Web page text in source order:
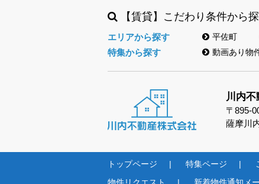
【賃貸】こだわり条件から
エリアから探す 平佐町
特集から探す 動画あり物
川内
〒895-
薩摩川
トップページ 特集ページ